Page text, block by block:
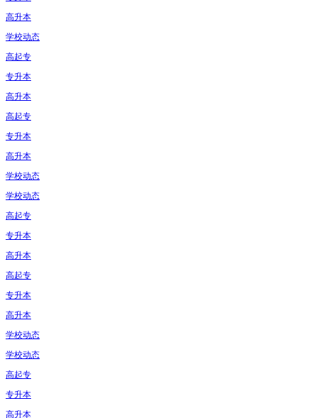
高升本
学校动态
高起专
专升本
高升本
高起专
专升本
高升本
学校动态
学校动态
高起专
专升本
高升本
高起专
专升本
高升本
学校动态
学校动态
高起专
专升本
高升本